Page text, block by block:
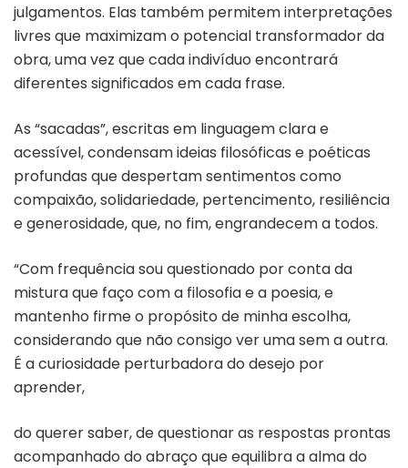
julgamentos. Elas também permitem interpretações
livres que maximizam o potencial transformador da
obra, uma vez que cada indivíduo encontrará
diferentes significados em cada frase.
As “sacadas”, escritas em linguagem clara e
acessível, condensam ideias filosóficas e poéticas
profundas que despertam sentimentos como
compaixão, solidariedade, pertencimento, resiliência
e generosidade, que, no fim, engrandecem a todos.
“Com frequência sou questionado por conta da
mistura que faço com a filosofia e a poesia, e
mantenho firme o propósito de minha escolha,
considerando que não consigo ver uma sem a outra.
É a curiosidade perturbadora do desejo por
aprender,
do querer saber, de questionar as respostas prontas
acompanhado do abraço que equilibra a alma do